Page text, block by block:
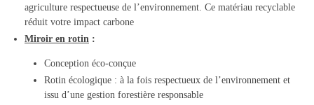
agriculture respectueuse de l’environnement. Ce matériau recyclable
réduit votre impact carbone
Miroir en rotin :
Conception éco-conçue
Rotin écologique : à la fois respectueux de l’environnement et
issu d’une gestion forestière responsable